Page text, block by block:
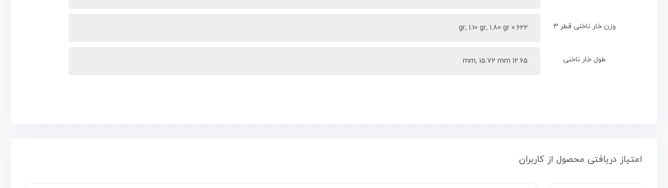
وزن خار ناخنی قطر 3 0.622 gr, 1.10 gr, 1.80 gr
طول خار ناخنی 12.65 mm, 15.72 mm
امتیاز دریافتی محصول از کاربران